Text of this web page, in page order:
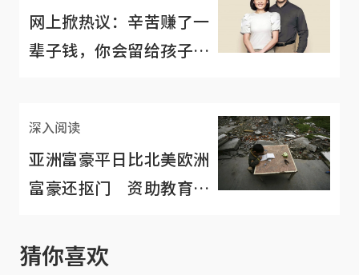
网上掀热议：辛苦赚了一
辈子钱，你会留给孩子还
深入阅读
亚洲富豪平日比北美欧洲
富豪还抠门 资助教育事
猜你喜欢